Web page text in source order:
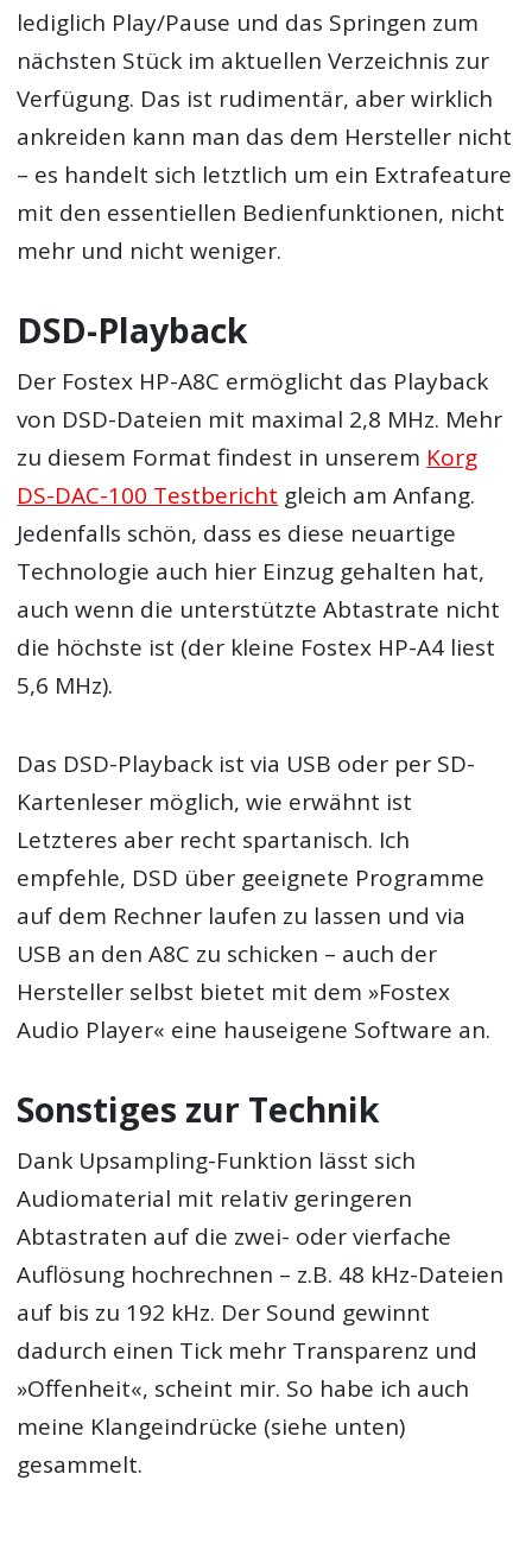
lediglich Play/Pause und das Springen zum
nächsten Stück im aktuellen Verzeichnis zur
Verfügung. Das ist rudimentär, aber wirklich
ankreiden kann man das dem Hersteller nicht
– es handelt sich letztlich um ein Extrafeature
mit den essentiellen Bedienfunktionen, nicht
mehr und nicht weniger.
DSD-Playback
Der Fostex HP-A8C ermöglicht das Playback
von DSD-Dateien mit maximal 2,8 MHz. Mehr
zu diesem Format findest in unserem Korg
DS-DAC-100 Testbericht gleich am Anfang.
Jedenfalls schön, dass es diese neuartige
Technologie auch hier Einzug gehalten hat,
auch wenn die unterstützte Abtastrate nicht
die höchste ist (der kleine Fostex HP-A4 liest
5,6 MHz).
Das DSD-Playback ist via USB oder per SD-
Kartenleser möglich, wie erwähnt ist
Letzteres aber recht spartanisch. Ich
empfehle, DSD über geeignete Programme
auf dem Rechner laufen zu lassen und via
USB an den A8C zu schicken – auch der
Hersteller selbst bietet mit dem »Fostex
Audio Player« eine hauseigene Software an.
Sonstiges zur Technik
Dank Upsampling-Funktion lässt sich
Audiomaterial mit relativ geringeren
Abtastraten auf die zwei- oder vierfache
Auflösung hochrechnen – z.B. 48 kHz-Dateien
auf bis zu 192 kHz. Der Sound gewinnt
dadurch einen Tick mehr Transparenz und
»Offenheit«, scheint mir. So habe ich auch
meine Klangeindrücke (siehe unten)
gesammelt.